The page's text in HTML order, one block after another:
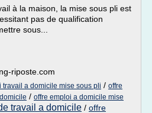
à la maison, la mise sous pli est
pas de qualification
sous...
riposte.com
travail a domicile mise sous pli / offre
/ offre emploi a domicile mise
travail a domicile / offre